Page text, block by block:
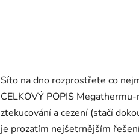
Síto na dno rozprostřete co
CELKOVÝ POPIS
ztekucování a cezení (stačí
je prozatím nejšetrnějším